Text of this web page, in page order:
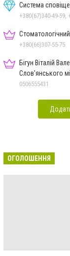
Система
+380(67)340-49-59,
+380(66)307-55-75
Бігун Віталій
Слов'янського
Дон.обл.
0506555431
ОГОЛОШЕННЯ